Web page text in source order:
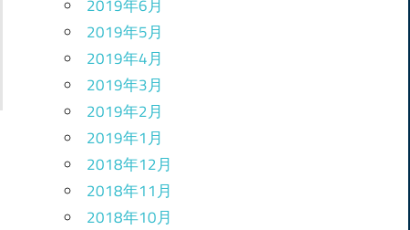
2019年6月
2019年5月
2019年4月
2019年3月
2019年2月
2019年1月
2018年12月
2018年11月
2018年10月